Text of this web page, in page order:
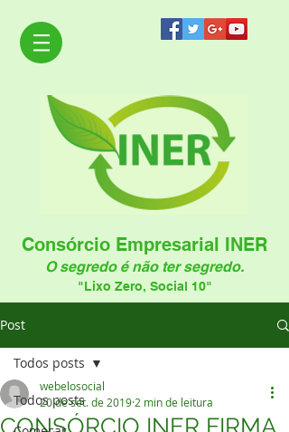
Consórcio Empresarial INER
O segredo é não ter segredo.
"Lixo Zero, Social 10"
Post
Todos posts
Todos posts
CONSÓRCIO INER FIRMA
webelosocial
20 de set. de 2019 2 min de leitura